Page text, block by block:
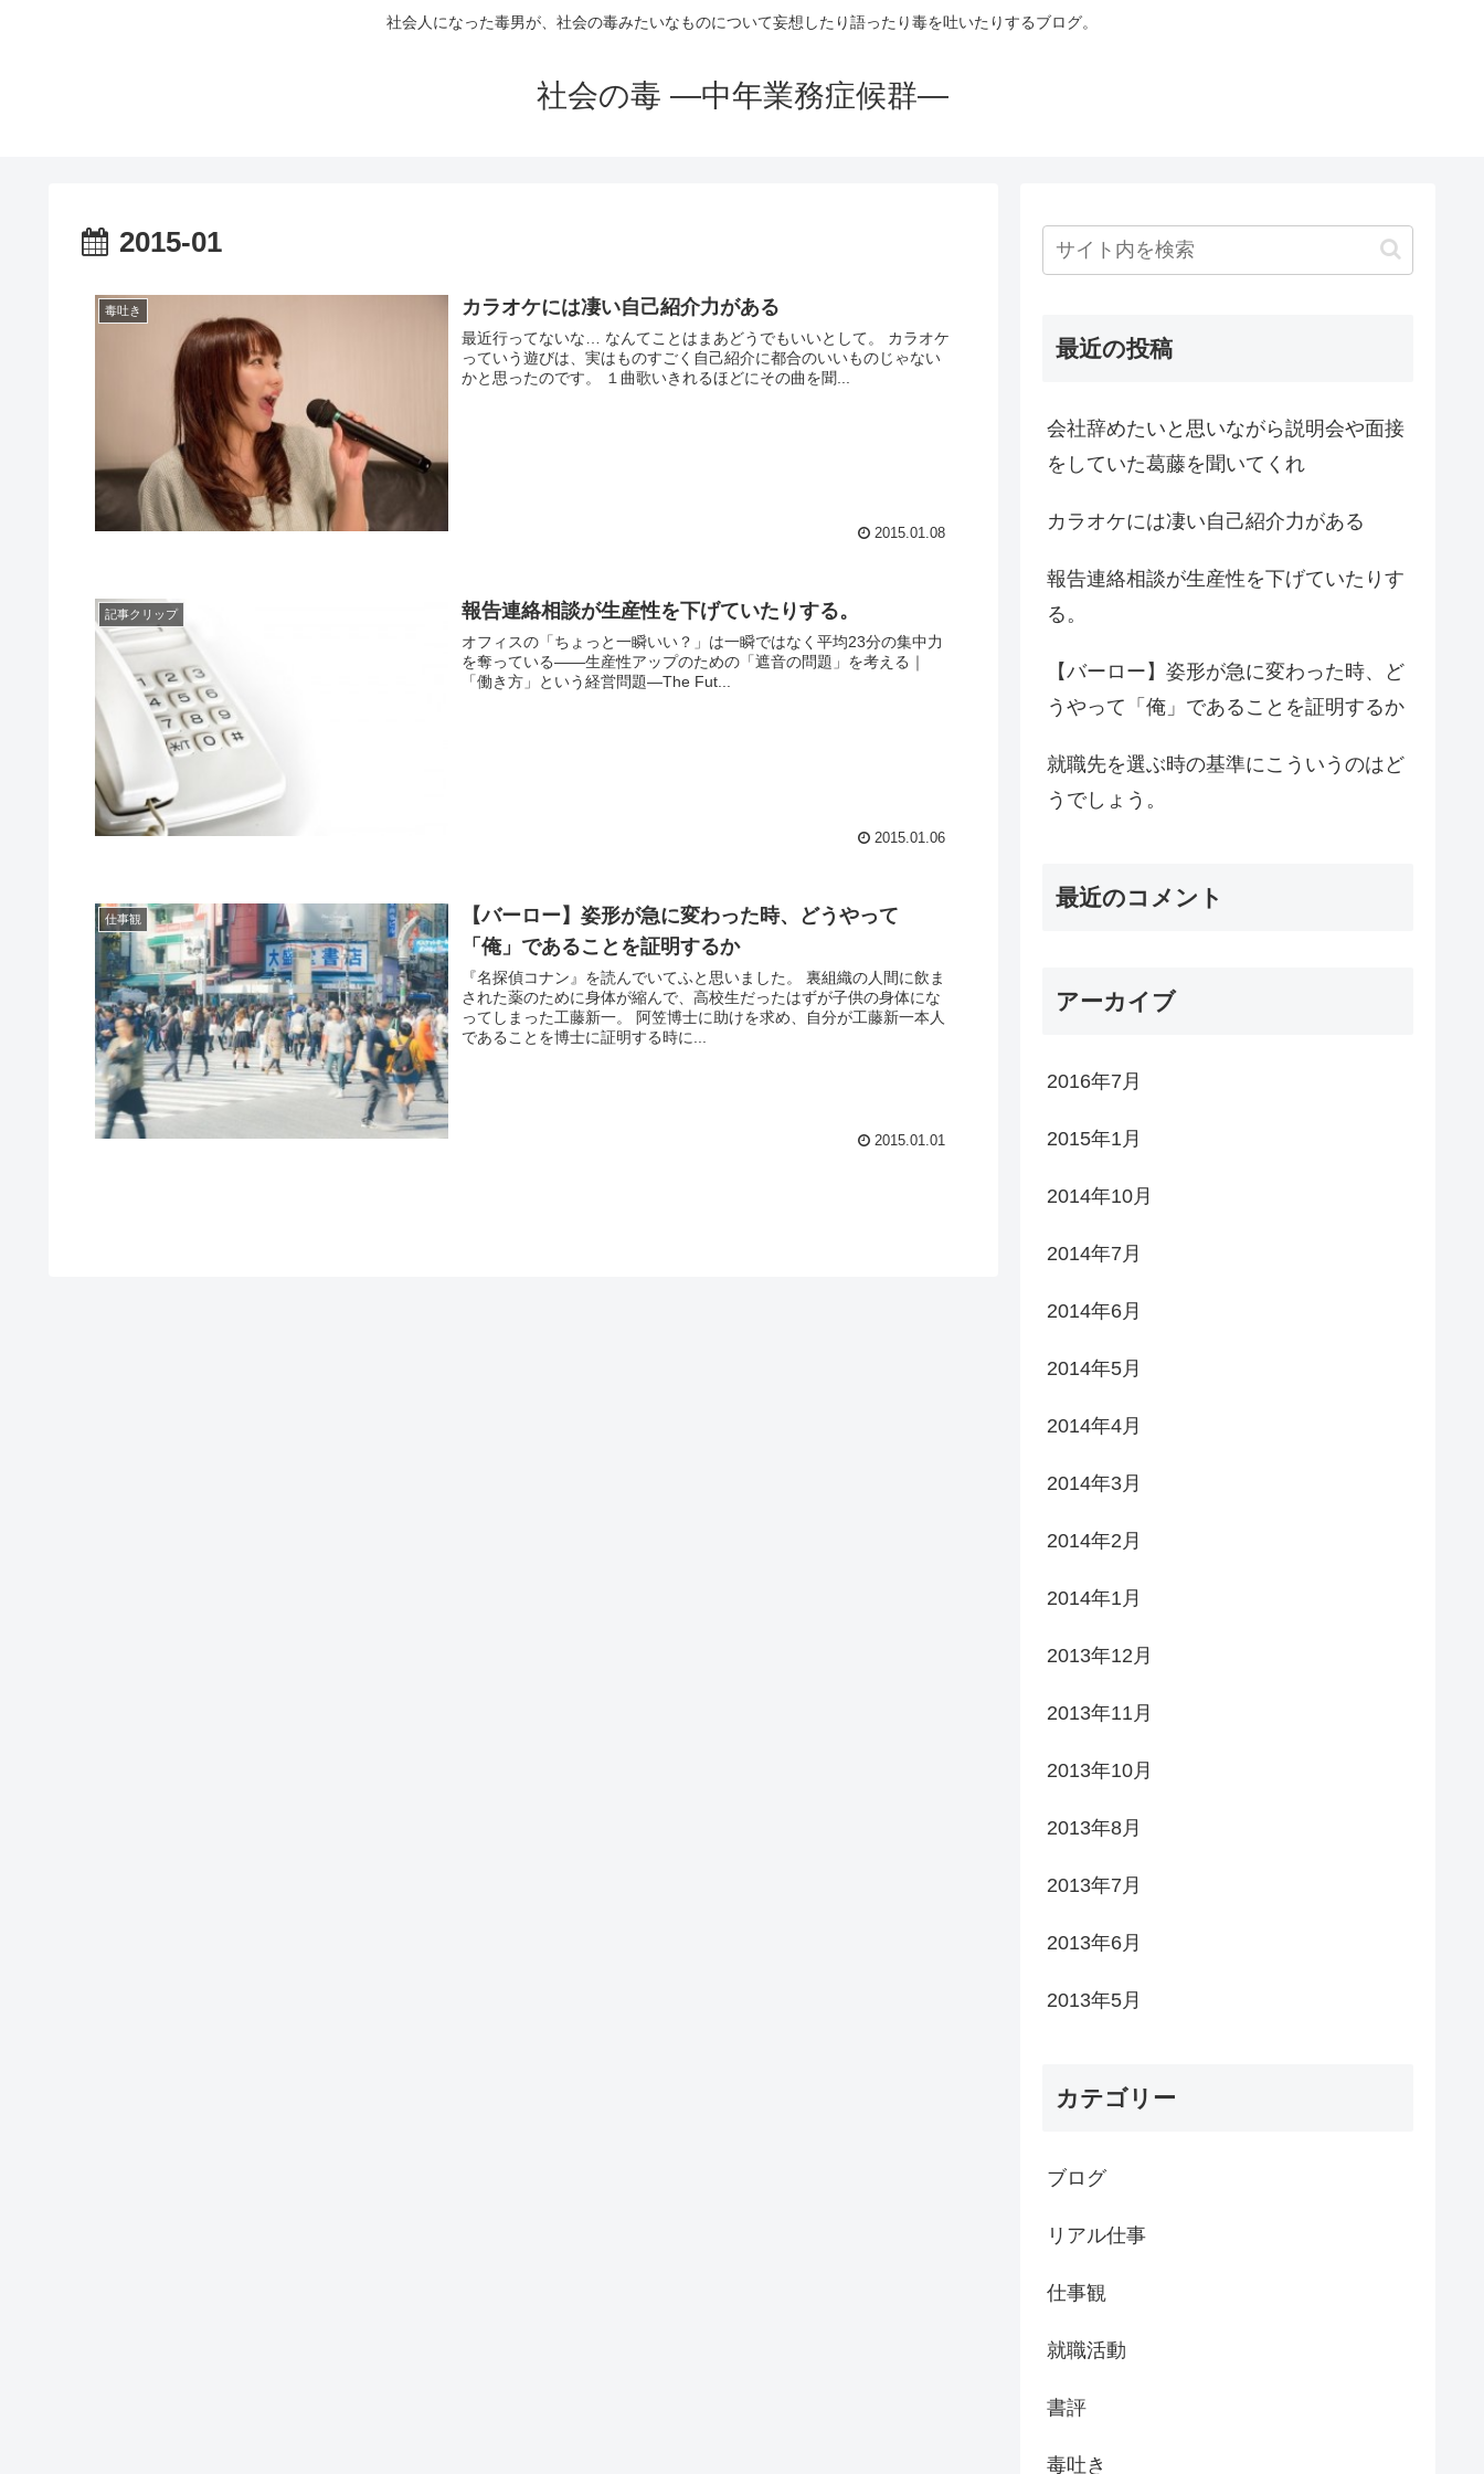
社会人になった毒男が、社会の毒みたいなものについて妄想したり語ったり毒を吐いたりするブログ。
社会の毒 ―中年業務症候群―
2015-01
毒吐き カラオケには凄い自己紹介力がある
最近行ってないな… なんてことはまあどうでもいいとして。 カラオケ
っていう遊びは、実はものすごく自己紹介に都合のいいものじゃない
かと思ったのです。 １曲歌いきれるほどにその曲を聞...
2015.01.08
記事クリップ 報告連絡相談が生産性を下げていたりする。
オフィスの「ちょっと一瞬いい？」は一瞬ではなく平均23分の集中力
を奪っている――生産性アップのための「遮音の問題」を考える｜
「働き方」という経営問題―The Fut...
2015.01.06
仕事観
【バーロー】姿形が急に変わった時、どうやって
「俺」であることを証明するか
『名探偵コナン』を読んでいてふと思いました。 裏組織の人間に飲ま
された薬のために身体が縮んで、高校生だったはずが子供の身体にな
ってしまった工藤新一。 阿笠博士に助けを求め、自分が工藤新一本人
であることを博士に証明する時に...
2015.01.01
最近の投稿
会社辞めたいと思いながら説明会や面接
をしていた葛藤を聞いてくれ
カラオケには凄い自己紹介力がある
報告連絡相談が生産性を下げていたりす
る。
【バーロー】姿形が急に変わった時、ど
うやって「俺」であることを証明するか
就職先を選ぶ時の基準にこういうのはど
うでしょう。
最近のコメント
アーカイブ
2016年7月
2015年1月
2014年10月
2014年7月
2014年6月
2014年5月
2014年4月
2014年3月
2014年2月
2014年1月
2013年12月
2013年11月
2013年10月
2013年8月
2013年7月
2013年6月
2013年5月
カテゴリー
ブログ
リアル仕事
仕事観
就職活動
書評
毒吐き